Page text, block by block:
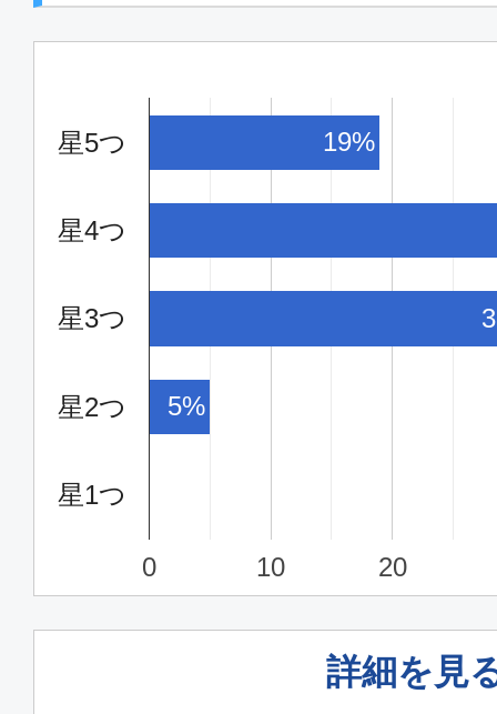
0 10 20
星5つ
星4つ
星3つ
星2つ
星1つ
19%
5%
詳細を見